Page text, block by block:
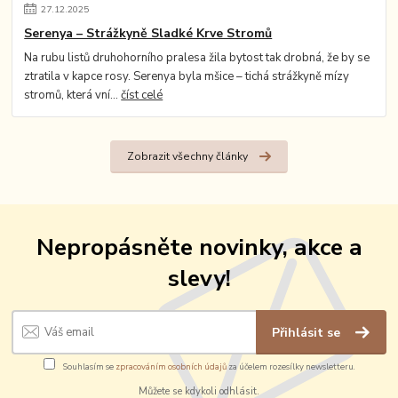
27.12.2025
Serenya – Strážkyně Sladké Krve Stromů
Na rubu listů druhohorního pralesa žila bytost tak drobná, že by se
ztratila v kapce rosy. Serenya byla mšice – tichá strážkyně mízy
stromů, která vní...číst celé
Zobrazit všechny články
Nepropásněte novinky, akce a
slevy!
Přihlásit se
Souhlasím se zpracováním osobních údajůza účelem rozesílky newsletteru.
Můžete se kdykoli odhlásit.